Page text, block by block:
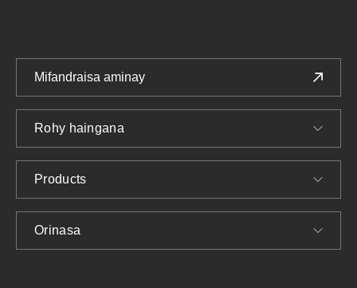
Mifandraisa aminay
Rohy haingana
Products
Orinasa